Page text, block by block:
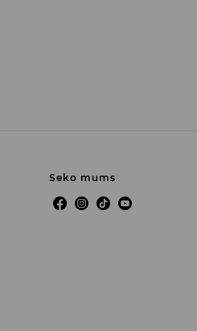
Seko mums